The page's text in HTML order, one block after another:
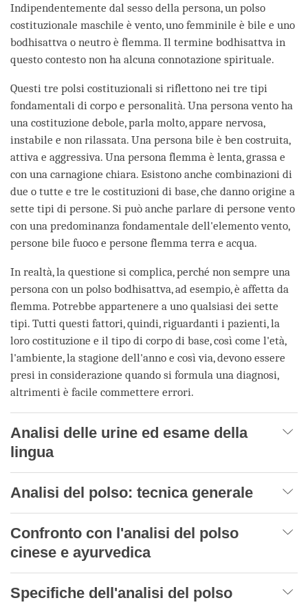
Indipendentemente dal sesso della persona, un polso
costituzionale maschile è vento, uno femminile è bile e uno
bodhisattva o neutro è flemma. Il termine bodhisattva in
questo contesto non ha alcuna connotazione spirituale.
Questi tre polsi costituzionali si riflettono nei tre tipi
fondamentali di corpo e personalità. Una persona vento ha
una costituzione debole, parla molto, appare nervosa,
instabile e non rilassata. Una persona bile è ben costruita,
attiva e aggressiva. Una persona flemma è lenta, grassa e
con una carnagione chiara. Esistono anche combinazioni di
due o tutte e tre le costituzioni di base, che danno origine a
sette tipi di persone. Si può anche parlare di persone vento
con una predominanza fondamentale dell'elemento vento,
persone bile fuoco e persone flemma terra e acqua.
In realtà, la questione si complica, perché non sempre una
persona con un polso bodhisattva, ad esempio, è affetta da
flemma. Potrebbe appartenere a uno qualsiasi dei sette
tipi. Tutti questi fattori, quindi, riguardanti i pazienti, la
loro costituzione e il tipo di corpo di base, così come l'età,
l'ambiente, la stagione dell'anno e così via, devono essere
presi in considerazione quando si formula una diagnosi,
altrimenti è facile commettere errori.
Analisi delle urine ed esame della
lingua
Analisi del polso: tecnica generale
Confronto con l'analisi del polso
cinese e ayurvedica
Specifiche dell'analisi del polso